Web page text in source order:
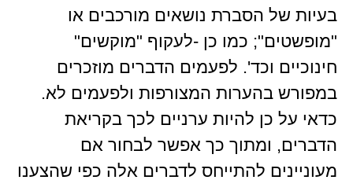
בעיות של הסברת נושאים מורכבים או
"מופשטים"; כמו כן -לעקוף "מוקשים"
חינוכיים וכד'. לפעמים הדברים מוזכרים
במפורש בהערות המצורפות ולפעמים לא.
כדאי על כן להיות ערניים לכך בקריאת
הדברים, ומתוך כך אפשר לבחור אם
מעוניינים להתייחס לדברים אלה כפי שהצענו